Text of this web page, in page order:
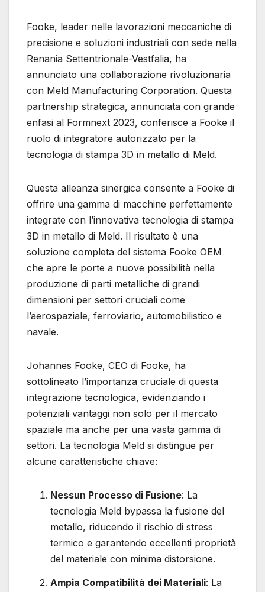
Fooke, leader nelle lavorazioni meccaniche di
precisione e soluzioni industriali con sede nella
Renania Settentrionale-Vestfalia, ha
annunciato una collaborazione rivoluzionaria
con Meld Manufacturing Corporation. Questa
partnership strategica, annunciata con grande
enfasi al Formnext 2023, conferisce a Fooke il
ruolo di integratore autorizzato per la
tecnologia di stampa 3D in metallo di Meld.
Questa alleanza sinergica consente a Fooke di
offrire una gamma di macchine perfettamente
integrate con l’innovativa tecnologia di stampa
3D in metallo di Meld. Il risultato è una
soluzione completa del sistema Fooke OEM
che apre le porte a nuove possibilità nella
produzione di parti metalliche di grandi
dimensioni per settori cruciali come
l’aerospaziale, ferroviario, automobilistico e
navale.
Johannes Fooke, CEO di Fooke, ha
sottolineato l’importanza cruciale di questa
integrazione tecnologica, evidenziando i
potenziali vantaggi non solo per il mercato
spaziale ma anche per una vasta gamma di
settori. La tecnologia Meld si distingue per
alcune caratteristiche chiave:
Nessun Processo di Fusione: La
tecnologia Meld bypassa la fusione del
metallo, riducendo il rischio di stress
termico e garantendo eccellenti proprietà
del materiale con minima distorsione.
Ampia Compatibilità dei Materiali: La